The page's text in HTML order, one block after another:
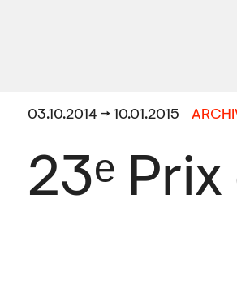
03.10.2014 → 10.01.2015
23ᵉ